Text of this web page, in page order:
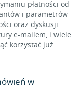
płatności od
i parametrów
oraz dyskusji
e-mailem, i wiele
korzystać już
w